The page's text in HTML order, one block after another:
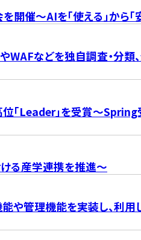
開催～AIを「使える」から「
WAFなどを独自調査・分類
「Leader」を受賞～Spring
ける産学連携を推進～
や管理機能を実装し、利用